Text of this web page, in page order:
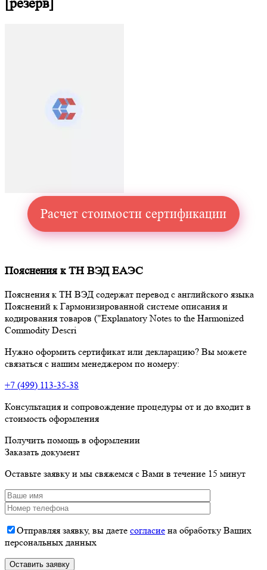
[резерв]
Расчет стоимости сертификации
Пояснения к ТН ВЭД ЕАЭС
Пояснения к ТН ВЭД содержат перевод с английского языка
Пояснений к Гармонизированной системе описания и
кодирования товаров ("Explanatory Notes to the Harmonized
Commodity Descri
Нужно оформить сертификат или декларацию? Вы можете
связаться с нашим менеджером по номеру:
+7 (499) 113-35-38
Консультация и сопровождение процедуры от и до входит в
стоимость оформления
Получить помощь в оформлении
Заказать документ
Оставьте заявку и мы свяжемся с Вами в течение 15 минут
Отправляя заявку, вы даете согласие на обработку Ваших
персональных данных